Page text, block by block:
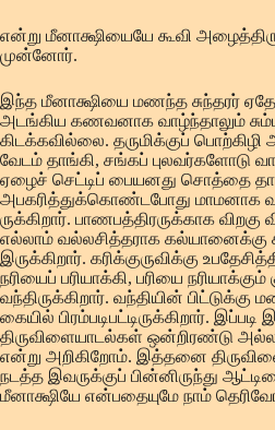
என்று மீனாக்ஷியையே கூவி
முன்னோர்.
இந்த மீனாக்ஷியை மணந்த சுந்தரர்
அடங்கிய கணவனாக வாழ்ந்தாலும்
கிடக்கவில்லை. தருமிக்குப்
வேடம் தாங்கி, சங்கப் புலவர்களோடு
ஏழைச் செட்டிப் பையனது சொத்தை
அபகரித்துக்கொண்டபோது மாமனாக
ருக்கிறார். பாணபத்திரருக்காக விறகு
எல்லாம் வல்லசித்தராக கல்யானைக்கு
இருக்கிறார். கரிக்குருவிக்கு
நரியைப் பரியாக்கி, பரியை நரியாக்கும்
வந்திருக்கிறார். வந்தியின்
கையில் பிரம்படிபட்டிருக்கிறார்.
திருவிளையாடல்கள் ஒன்றிரண்டு
என்று அறிகிறோம். இத்தனை
நடத்த இவருக்குப் பின்னிருந்து
மீனாக்ஷியே என்பதையுமே நாம்